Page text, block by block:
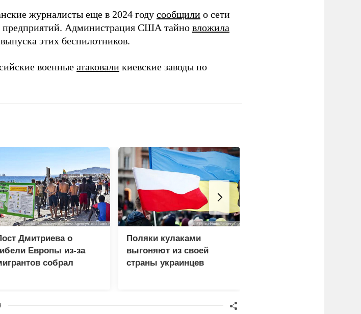
журналисты еще в 2024 году сообщили о сети
предприятий. Администрация США тайно вложила
этих беспилотников.
военные атаковали киевские заводы по
Дмитриева о
Европы из-за
собрал
Поляки кулаками
выгоняют из своей
страны украинцев